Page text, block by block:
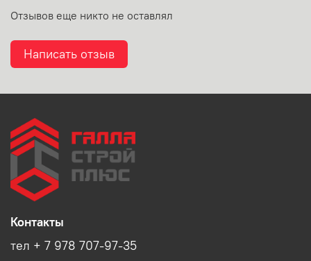
Отзывов еще никто не оставлял
Написать отзыв
Контакты
тел + 7 978 707-97-35